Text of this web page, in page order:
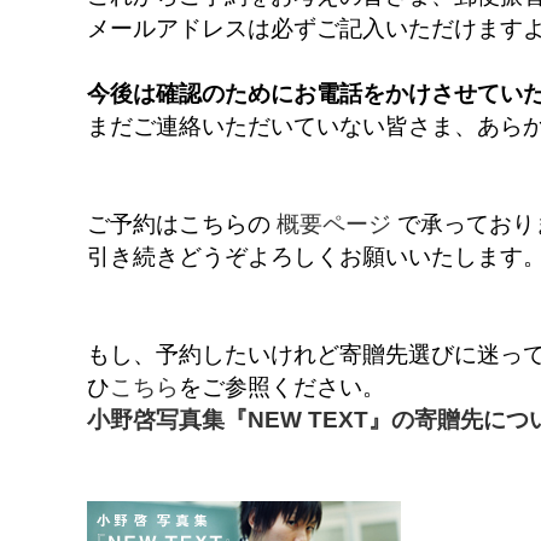
メールアドレスは必ずご記入いただけます
今後は確認のためにお電話をかけさせてい
まだご連絡いただいていない皆さま、あら
ご予約はこちらの 概要ページ で承ってお
引き続きどうぞよろしくお願いいたします
もし、予約したいけれど寄贈先選びに迷っ
ひこちら をご参照ください。
小野啓写真集『NEW TEXT』の寄贈先につ